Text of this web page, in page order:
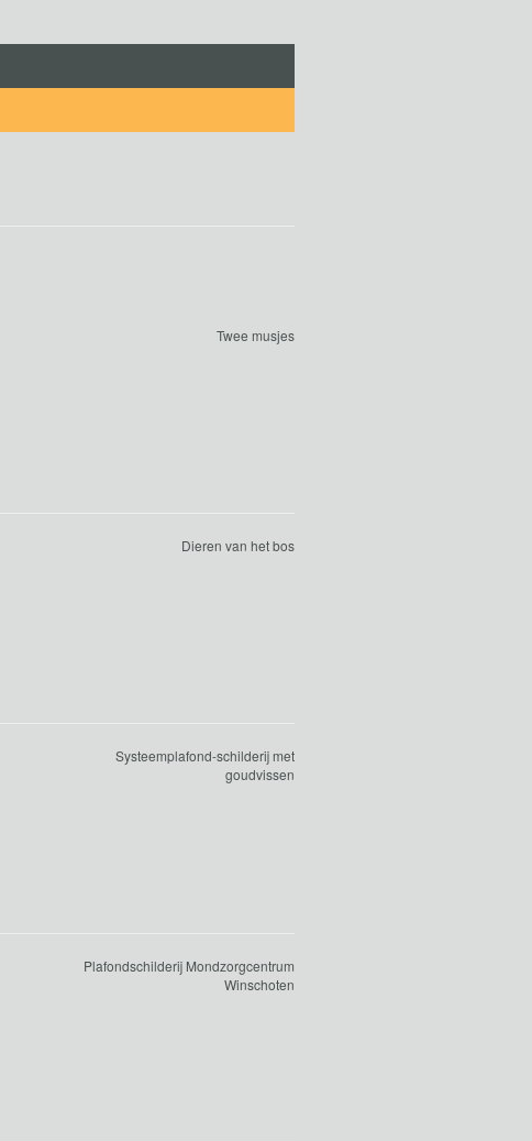
Twee musjes
Dieren van het bos
Systeemplafond-schilderij met
goudvissen
Plafondschilderij Mondzorgcentrum
Winschoten